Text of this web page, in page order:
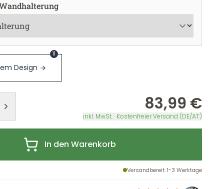
Design
11
83,99 €
inkl. MwSt. · Kostenfreier Versand (DE/AT)
In den Warenkorb
Versandbereit: 1-3 Werktage